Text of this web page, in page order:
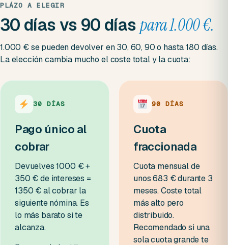
PLÁZO A ELEGIR
30 días vs 90 díaspara 1.000 €.
1.000 € se pueden devolver en 30, 60, 90 o hasta 180 días.
La elección cambia mucho el coste total y la cuota:
30 DÍAS
Pago único al
cobrar
Devuelves 1000 € +
350 € de intereses =
1350 € al cobrar la
siguiente nómina. Es
lo más barato si te
alcanza.
90 DÍAS
Cuota
fraccionada
Cuota mensual de
unos 683 € durante 3
meses. Coste total
más alto pero
distribuido.
Recomendado si una
sola cuota grande te